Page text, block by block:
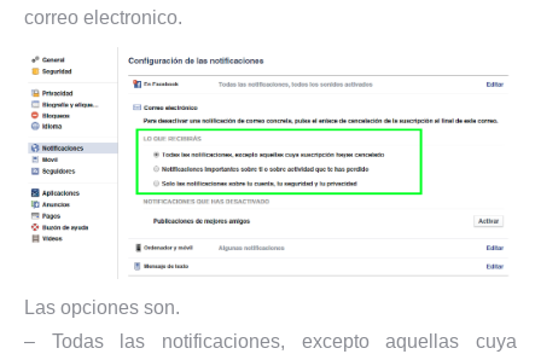
correo electronico.
Las opciones son.
– Todas las notificaciones, excepto aquellas cuya